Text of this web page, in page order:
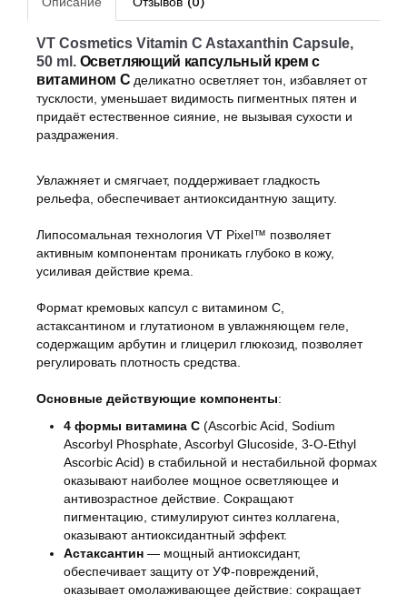
VT Cosmetics Vitamin C Astaxanthin Capsule,
50 ml. Осветляющий капсульный крем с
витамином C деликатно осветляет тон, избавляет от
тусклости, уменьшает видимость пигментных пятен и
придаёт естественное сияние, не вызывая сухости и
раздражения.
Увлажняет и смягчает, поддерживает гладкость
рельефа, обеспечивает антиоксидантную защиту.
Липосомальная технология VT Pixel™ позволяет
активным компонентам проникать глубоко в кожу,
усиливая действие крема.
Формат кремовых капсул с витамином C,
астаксантином и глутатионом в увлажняющем геле,
содержащим арбутин и глицерил глюкозид, позволяет
регулировать плотность средства.
Основные действующие компоненты:
4 формы витамина C (Ascorbic Acid, Sodium
Ascorbyl Phosphate, Ascorbyl Glucoside, 3-O-Ethyl
Ascorbic Acid) в стабильной и нестабильной формах
оказывают наиболее мощное осветляющее и
антивозрастное действие. Сокращают
пигментацию, стимулируют синтез коллагена,
оказывают антиоксидантный эффект.
Астаксантин — мощный антиоксидант,
обеспечивает защиту от УФ-повреждений,
оказывает омолаживающее действие: сокращает